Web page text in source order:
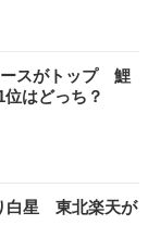
ースがトップ 鯉
はどっち？
白星 東北楽天が